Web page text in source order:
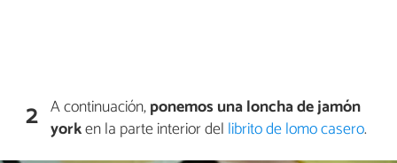
2 A continuación,ponemos una loncha de jamón
yorken la parte interior del librito de lomo casero.